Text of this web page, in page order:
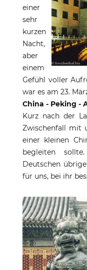
einer
sehr
kurzen
Nacht,
aber
einem
Gefühl voller
war es am 23.
China - Peking -
Kurz nach der
Zwischenfall mit
einer kleinen
begleiten
Deutschen
für uns, bei ihr